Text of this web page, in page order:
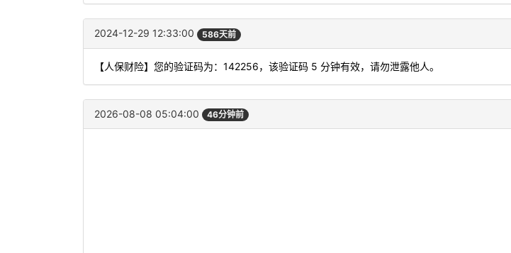
2024-12-29 12:33:00 586天前
【人保财险】您的验证码为：142256，该验证码 5 分钟有效，请勿泄露他人。
2026-08-08 05:04:00 46分钟前